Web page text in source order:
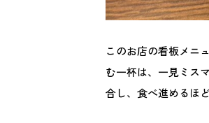
このお店の看板メニ
む一杯は、一見ミス
合し、食べ進めるほ